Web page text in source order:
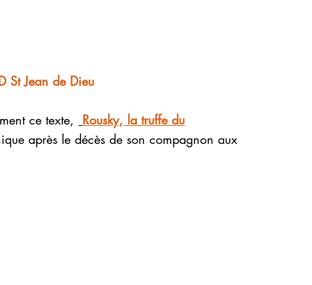
St Jean de Dieu
ce texte,
Rousky, la truffe du
après le décès de son compagnon aux